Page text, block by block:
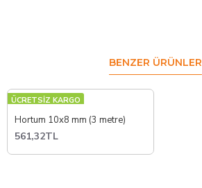
BENZER ÜRÜNLER
ÜCRETSİZ KARGO
Hortum 10x8 mm (3 metre)
561,32TL